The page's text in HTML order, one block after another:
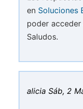
en Soluciones
poder acceder
Saludos.
alicia Sáb, 2